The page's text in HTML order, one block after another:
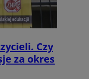
Czy
za okres